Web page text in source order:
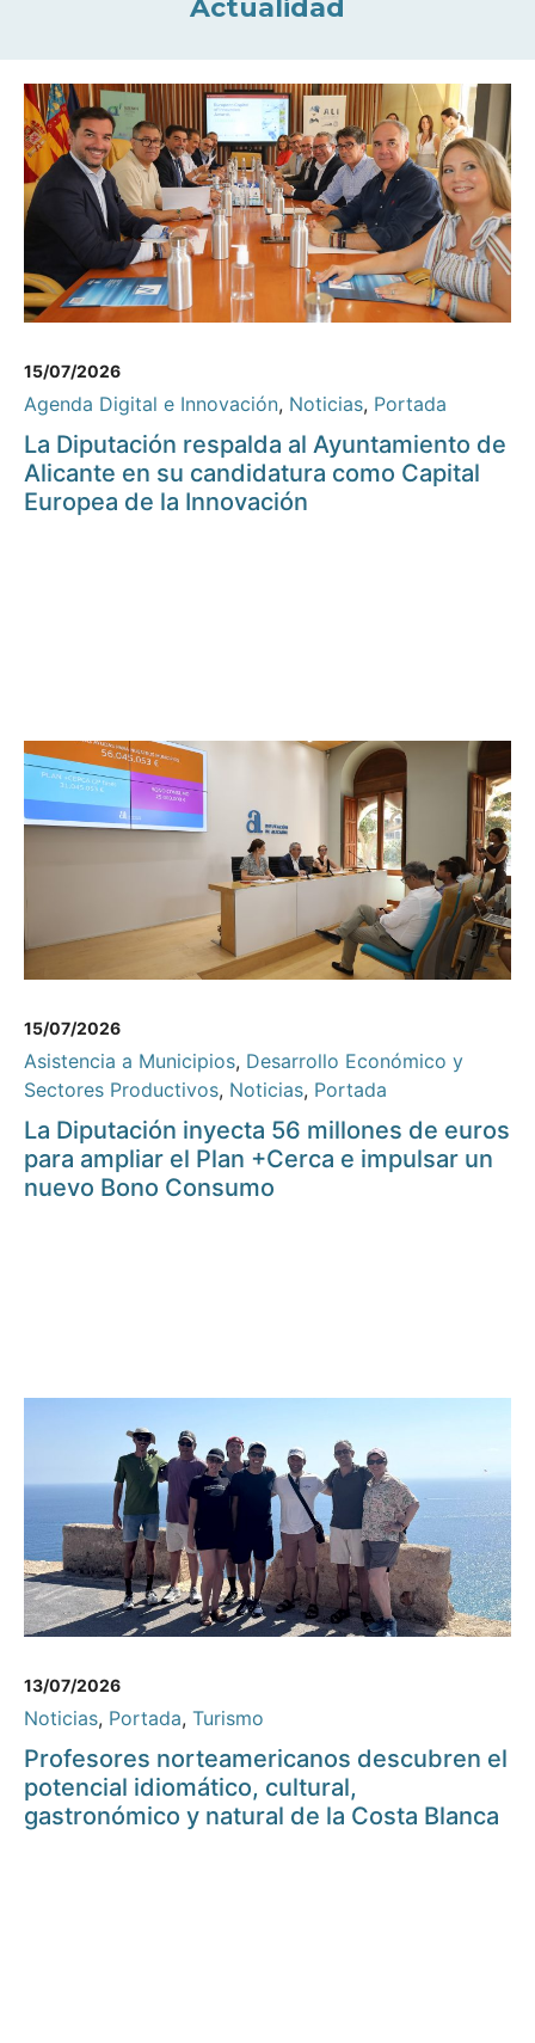
Actualidad
15/07/2026
Agenda Digital e Innovación, Noticias, Portada
La Diputación respalda al Ayuntamiento de
Alicante en su candidatura como Capital
Europea de la Innovación
15/07/2026
Asistencia a Municipios, Desarrollo Económico y
Sectores Productivos, Noticias, Portada
La Diputación inyecta 56 millones de euros
para ampliar el Plan +Cerca e impulsar un
nuevo Bono Consumo
13/07/2026
Noticias, Portada, Turismo
Profesores norteamericanos descubren el
potencial idiomático, cultural,
gastronómico y natural de la Costa Blanca